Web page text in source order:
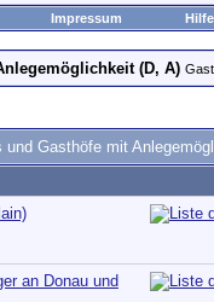
Impressum Hilfe
(D, A)
und Gasthöfe mit
an Donau und